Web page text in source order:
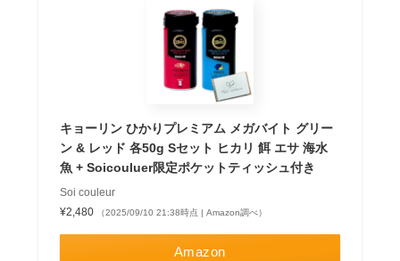
キョーリン ひかりプレミアム メガバイト グリー
ン & レッド 各50g Sセット ヒカリ 餌 エサ 海水
魚 + Soicouluer限定ポケットティッシュ付き
Soi couleur
¥2,480
（2025/09/10 21:38時点 | Amazon調べ）
Amazon